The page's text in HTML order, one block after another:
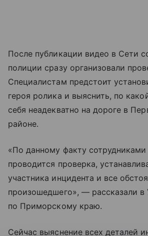
После публикации видео в Сети
полиции сразу организовали
Специалистам предстоит
героя ролика и выяснить, по
себя неадекватно на дороге в
районе.
«По данному факту
проводится проверка,
участника инцидента и все
произошедшего», — рассказали
по Приморскому краю.
Сейчас выяснение всех деталей